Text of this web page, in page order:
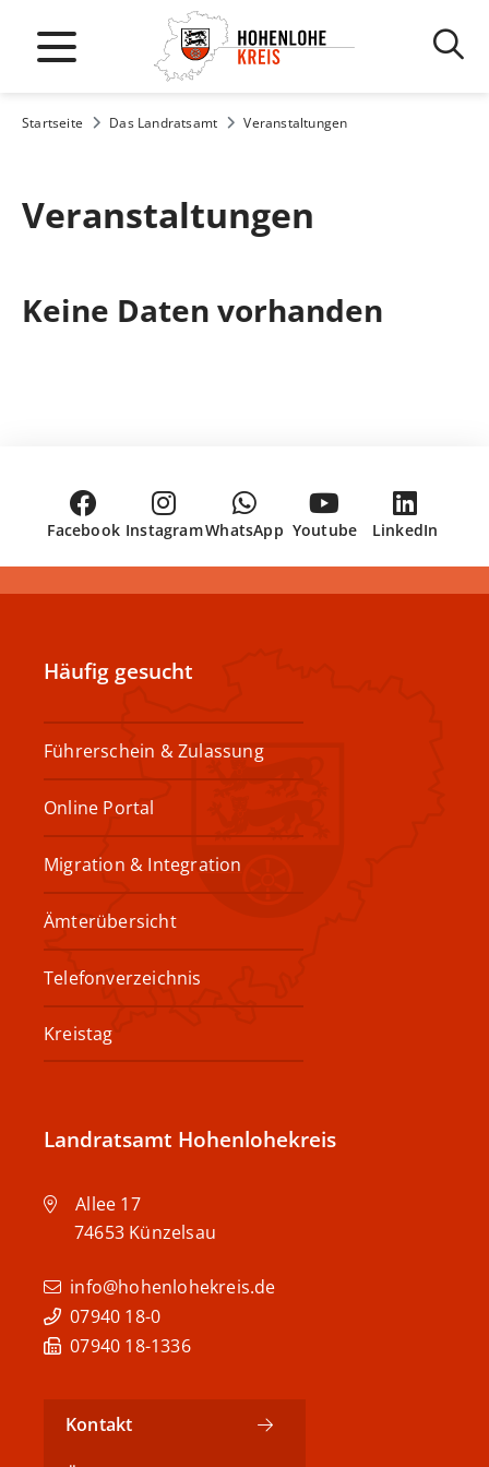
Startseite Das Landratsamt Veranstaltungen
Veranstaltungen
Keine Daten vorhanden
Facebook InstagramWhatsApp Youtube LinkedIn
Häufig gesucht
Führerschein & Zulassung
Online Portal
Migration & Integration
Ämterübersicht
Telefonverzeichnis
Kreistag
Landratsamt Hohenlohekreis
Allee 17
74653 Künzelsau
info@hohenlohekreis.de
07940 18-0
07940 18-1336
Kontakt